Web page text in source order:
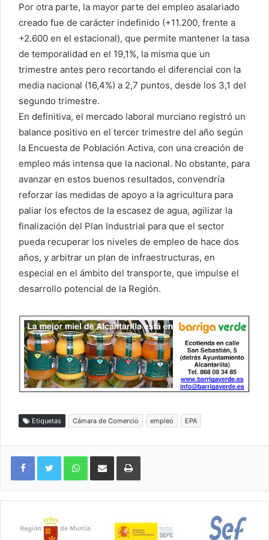
Por otra parte, la mayor parte del empleo asalariado
creado fue de carácter indefinido (+11.200, frente a
+2.600 en el estacional), que permite mantener la tasa
de temporalidad en el 19,1%, la misma que un
trimestre antes pero recortando el diferencial con la
media nacional (16,4%) a 2,7 puntos, desde los 3,1 del
segundo trimestre.
En definitiva, el mercado laboral murciano registró un
balance positivo en el tercer trimestre del año según
la Encuesta de Población Activa, con una creación de
empleo más intensa que la nacional. No obstante, para
avanzar en estos buenos resultados, convendría
reforzar las medidas de apoyo a la agricultura para
paliar los efectos de la escasez de agua, agilizar la
finalización del Plan Industrial para que el sector
pueda recuperar los niveles de empleo de hace dos
años, y arbitrar un plan de infraestructuras, en
especial en el ámbito del transporte, que impulse el
desarrollo potencial de la Región.
Etiquetas Cámara de Comercio empleo EPA
WhatsAppCompartir por correo electrónicoImprimir